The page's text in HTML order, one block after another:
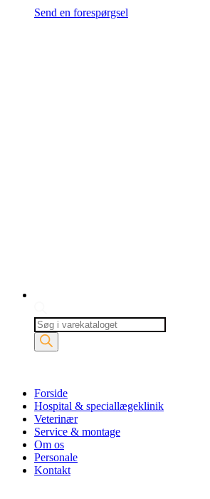
Send en forespørgsel
Products
search
Forside
Hospital & speciallægeklinik
Veterinær
Service & montage
Om os
Personale
Kontakt